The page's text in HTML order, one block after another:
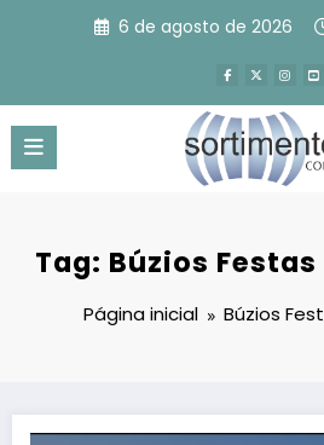
6 de agosto de 2026
Tag: Búzios
Página inicial Búzios